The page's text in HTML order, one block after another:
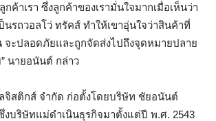
ค้าเรา ซึ่งลูกค้าของเรามั่นใจมากเมื่อเห็นว่า
นรถวอลโว่ ทรัคส์ ทำให้เขาอุ่นใจว่าสินค้าที่
จะปลอดภัยและถูกจัดส่งไปถึงจุดหมายปลาย
นายอนันต์ กล่าว
จิสติกส์ จำกัด ก่อตั้งโดยบริษัท ชัยอนันต์
งบริษัทแม่ดำเนินธุรกิจมาตั้งแต่ปี พ.ศ. 2543